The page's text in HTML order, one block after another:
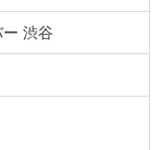
渋谷